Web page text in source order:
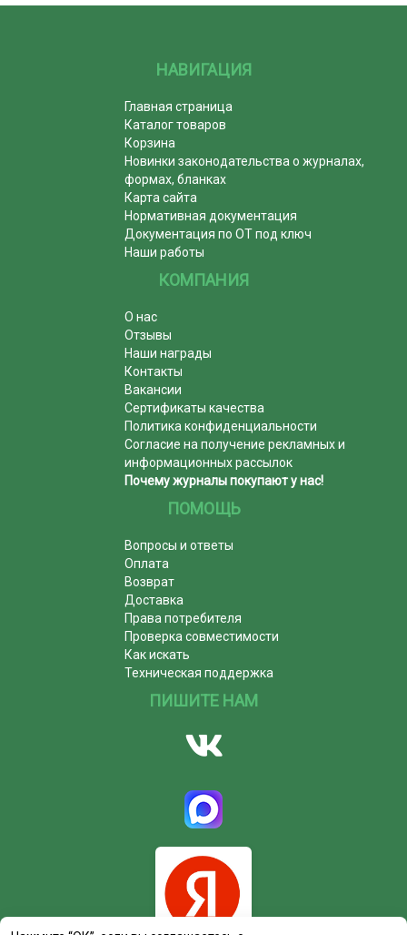
НАВИГАЦИЯ
Главная страница
Каталог товаров
Корзина
Новинки законодательства о журналах,
формах, бланках
Карта сайта
Нормативная документация
Документация по ОТ под ключ
Наши работы
КОМПАНИЯ
О нас
Отзывы
Наши награды
Контакты
Вакансии
Сертификаты качества
Политика конфиденциальности
Согласие на получение рекламных и
информационных рассылок
Почему журналы покупают у нас!
ПОМОЩЬ
Вопросы и ответы
Оплата
Возврат
Доставка
Права потребителя
Проверка совместимости
Как искать
Техническая поддержка
ПИШИТЕ НАМ